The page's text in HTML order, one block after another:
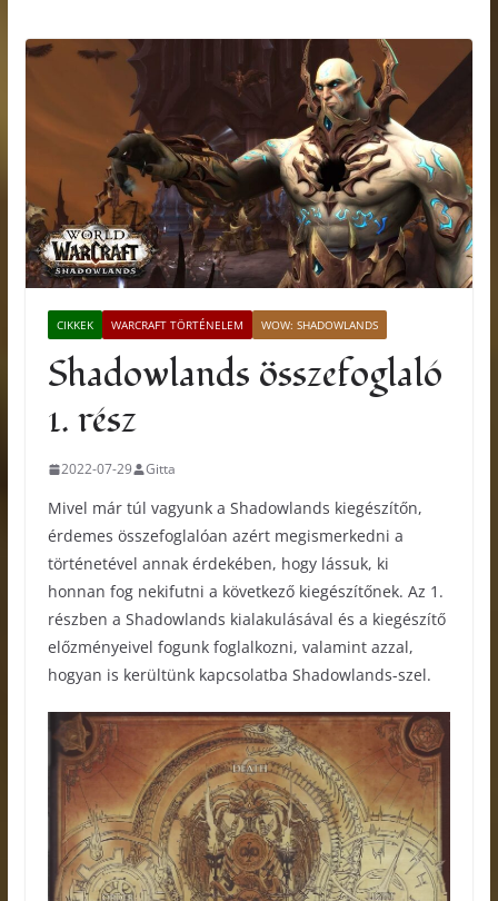
CIKKEK WARCRAFT TÖRTÉNELEM WOW: SHADOWLANDS
Shadowlands összefoglaló
1. rész
2022-07-29 Gitta
Mivel már túl vagyunk a Shadowlands kiegészítőn,
érdemes összefoglalóan azért megismerkedni a
történetével annak érdekében, hogy lássuk, ki
honnan fog nekifutni a következő kiegészítőnek. Az 1.
részben a Shadowlands kialakulásával és a kiegészítő
előzményeivel fogunk foglalkozni, valamint azzal,
hogyan is kerültünk kapcsolatba Shadowlands-szel.